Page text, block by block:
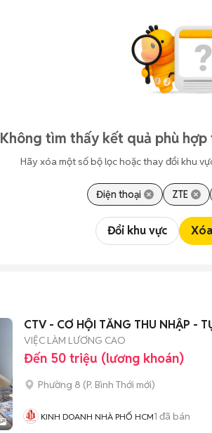
Không tìm thấy kết quả phù hợp
Hãy xóa một số bộ lọc hoặc thay đổi khu
Điện thoại ZTE
Đổi khu vực
CTV - CƠ HỘI TĂNG THU NHẬP -
VIỆC LÀM LƯƠNG CAO
Đến 50 triệu (lương khoán)
Phường 8 (P. Bình Thới mới)
KINH DOANH NHÀ PHỐ HCM1 đã bán